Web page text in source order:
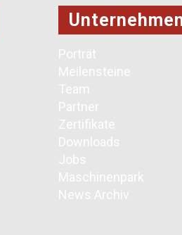
Porträt
Meilensteine
​​Team
Partner
Zertifikate
Downloads
Jobs
Maschinenpark
News Archiv